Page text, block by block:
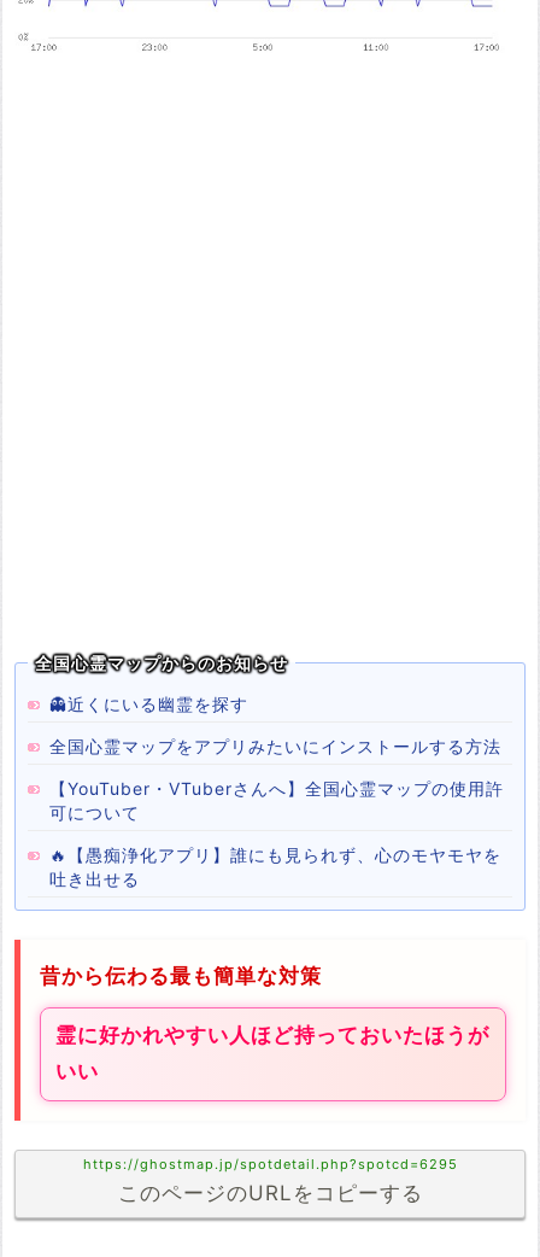
全国心霊マップからのお知らせ
👻近くにいる幽霊を探す
全国心霊マップをアプリみたいにインストールする方法
【YouTuber・VTuberさんへ】全国心霊マップの使用許
可について
🔥【愚痴浄化アプリ】誰にも見られず、心のモヤモヤを
吐き出せる
昔から伝わる最も簡単な対策
霊に好かれやすい人ほど持っておいたほうが
いい
https://ghostmap.jp/spotdetail.php?spotcd=6295
このページのURLをコピーする